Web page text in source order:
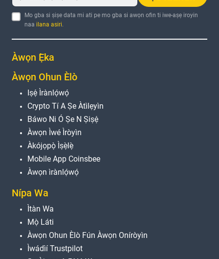
Mo gba si ṣiṣe data mi ati pe mo gba si awọn ofin ti iwe-aṣẹ iroyin
naa ilana asiri.
Àwọn Ẹ̀ka
Àwọn Ohun Èlò
Iṣẹ́ Ìrànlọ́wọ́
Crypto Tí A Ṣe Àtìlẹyìn
Báwo Ni Ó Ṣe N Ṣiṣẹ́
Àwọn Ìwé Ìròyìn
Àkójọpọ̀ Ìṣẹ̀lẹ̀
Mobile App Coinsbee
Àwọn ìrànlọ́wọ́
Nípa Wa
Ìtàn Wa
Mọ̀ Láti
Àwọn Ohun Èlò Fún Àwọn Oníròyìn
Ìwádìí Trustpilot